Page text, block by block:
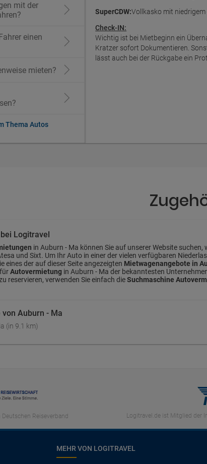
mit der
einen
mieten?
Thema Autos
SuperCDW:Vollkasko mit niedrigem
Check-IN:
Wichtig ist bei Mietbeginn ein
Kratzer sofort Dokumentieren.
lässt auch bei der Rückgabe ein
Logitravel
in Auburn - Ma können Sie auf unserer Website suchen,
und Sixt. Um Ihr Auto in einer der vielen verfügbaren
eines der auf dieser Seite angezeigten Mietwagenangebote in
Autovermietung in Auburn - Ma der bekanntesten
reservieren, verwenden Sie einfach dieSuchmaschine
Auburn - Ma
(in 9.1 km)
Reiseverband Logitravel.de ist Mitglied der
MEHR VON LOGITRAVEL